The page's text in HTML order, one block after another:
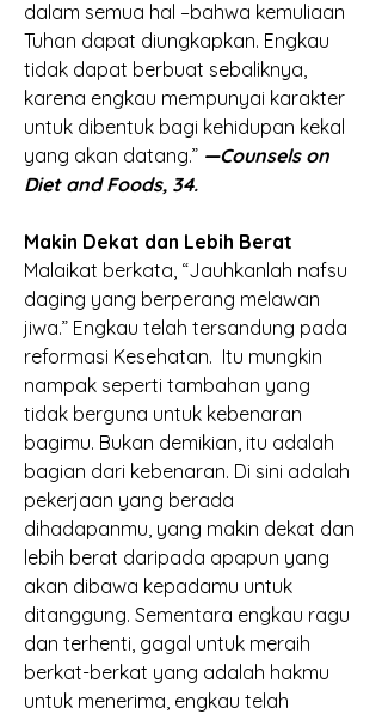
dalam semua hal –bahwa kemuliaan
Tuhan dapat diungkapkan. Engkau
tidak dapat berbuat sebaliknya,
karena engkau mempunyai karakter
untuk dibentuk bagi kehidupan kekal
yang akan datang.” —Counsels on
Diet and Foods, 34.
Makin Dekat dan Lebih Berat
Malaikat berkata, “Jauhkanlah nafsu
daging yang berperang melawan
jiwa.” Engkau telah tersandung pada
reformasi Kesehatan.  Itu mungkin
nampak seperti tambahan yang
tidak berguna untuk kebenaran
bagimu. Bukan demikian, itu adalah
bagian dari kebenaran. Di sini adalah
pekerjaan yang berada
dihadapanmu, yang makin dekat dan
lebih berat daripada apapun yang
akan dibawa kepadamu untuk
ditanggung. Sementara engkau ragu
dan terhenti, gagal untuk meraih
berkat-berkat yang adalah hakmu
untuk menerima, engkau telah